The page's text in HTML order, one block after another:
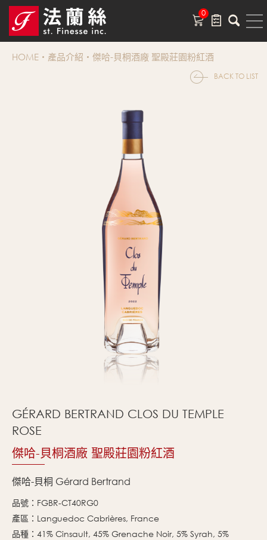
0
HOME 產品介紹 傑哈-貝桐酒廠 聖殿莊園粉紅酒
BACK TO LIST
GÉRARD BERTRAND CLOS DU TEMPLE
ROSE
傑哈-貝桐酒廠 聖殿莊園粉紅酒
傑哈-貝桐 Gérard Bertrand
品號：FGBR-CT40RG0
產區：Languedoc Cabrières, France
品種：41% Cinsault, 45% Grenache Noir, 5% Syrah, 5%